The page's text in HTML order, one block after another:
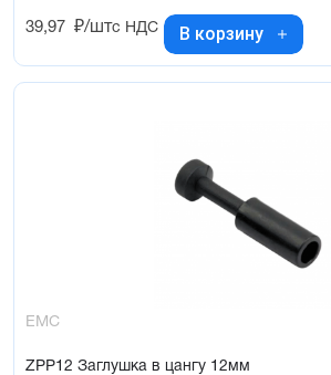
39,97 ₽/штс НДС В корзину
EMC
ZPP12 Заглушка в цангу 12мм